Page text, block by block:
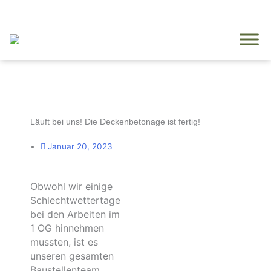
springen
Läuft bei uns! Die Deckenbetonage ist fertig!
Januar 20, 2023
Obwohl wir einige
Schlechtwettertage
bei den Arbeiten im
1 OG hinnehmen
mussten, ist es
unseren gesamten